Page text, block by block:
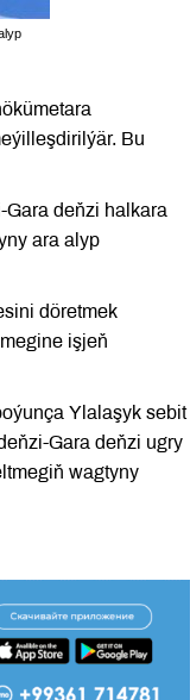
Bu
deňzi halkara
ara alyp
döretmek
işjeň
Ylalaşyk sebit
Gara deňzi ugry
wagtyny